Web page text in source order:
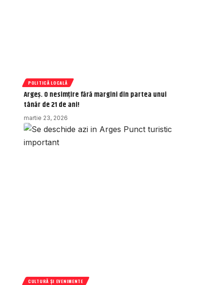
POLITICĂ LOCALĂ
Argeș. O nesimțire fără margini din partea unui
tânăr de 21 de ani!
martie 23, 2026
CULTURĂ ȘI EVENIMENTE